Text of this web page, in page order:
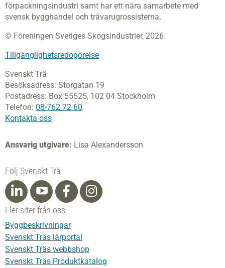
förpackningsindustri samt har ett nära samarbete med
svensk bygghandel och trävarugrossisterna.
© Föreningen Sveriges Skogsindustrier, 2026.
Tillgänglighetsredogörelse
Svenskt Trä
Besöksadress: Storgatan 19
Postadress: Box 55525, 102 04 Stockholm
Telefon: 08-762 72 60
Kontakta oss
Ansvarig utgivare: Lisa Alexandersson
Följ Svenskt Trä
Fler siter från oss
Byggbeskrivningar
Svenskt Träs lärportal
Svenskt Träs webbshop
Svenskt Träs Produktkatalog